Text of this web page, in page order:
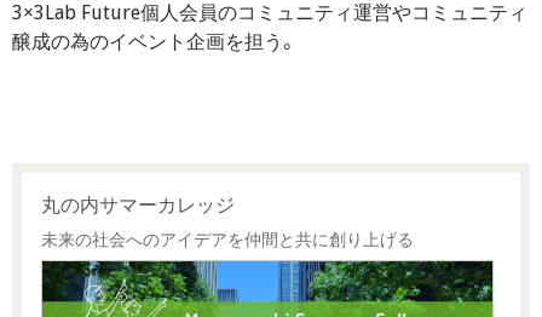
3×3Lab Future個人会員のコミュニティ運営やコミュニティ
醸成の為のイベント企画を担う。
丸の内サマーカレッジ
未来の社会へのアイデアを仲間と共に創り上げる